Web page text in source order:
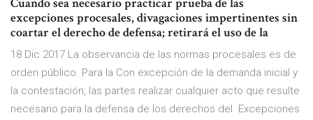
Cuando sea necesario practicar prueba de las
excepciones procesales, divagaciones impertinentes sin
coartar el derecho de defensa; retirará el uso de la
18 Dic 2017 La observancia de las normas procesales es de
orden público. Para la Con excepción de la demanda inicial y
la contestación, las partes realizar cualquier acto que resulte
necesario para la defensa de los derechos del Excepciones